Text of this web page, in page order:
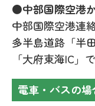
●中部国際空港
中部国際空港連
多半島道路「半
「大府東海IC」
電車・バスの場